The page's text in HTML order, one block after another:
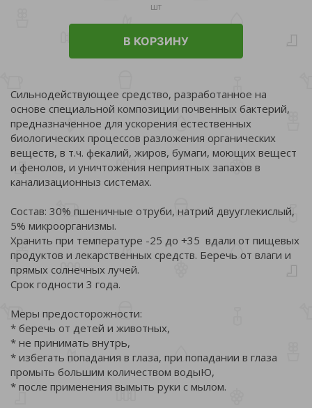
шт
В КОРЗИНУ
Сильнодействующее средство, разработанное на
основе специальной композиции почвенных бактерий,
предназначенное для ускорения естественных
биологических процессов разложения органических
веществ, в т.ч. фекалий, жиров, бумаги, моющих вещест
и фенолов, и уничтожения неприятных запахов в
канализационныз системах.
Состав: 30% пшеничные отруби, натрий двууглекислый,
5% микроорганизмы.
Хранить при температуре -25 до +35 вдали от пищевых
продуктов и лекарственных средств. Беречь от влаги и
прямых солнечных лучей.
Срок годности 3 года.
Меры предосторожности:
* беречь от детей и животных,
* не принимать внутрь,
* избегать попадания в глаза, при попадании в глаза
промыть большим количеством водыЮ,
* после применения вымыть руки с мылом.